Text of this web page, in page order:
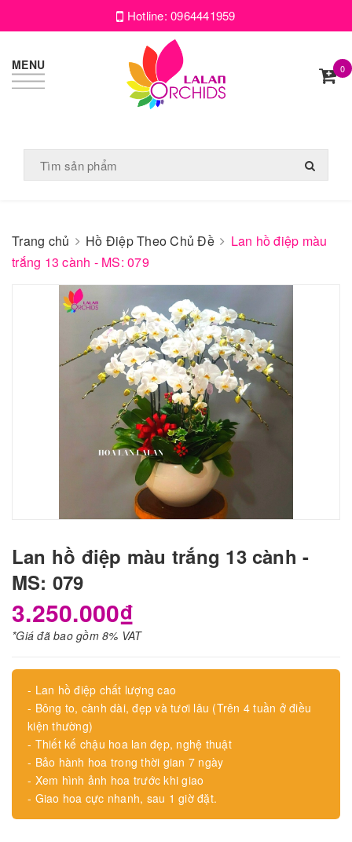
Hotline:0964441959
MENU 0
Trang chủ Hồ Điệp Theo Chủ Đề
Lan hồ điệp màu
trắng 13 cành - MS: 079
Lan hồ điệp màu trắng 13 cành -
MS: 079
3.250.000₫
*Giá đã bao gồm 8% VAT
- Lan hồ điệp chất lượng cao
- Bông to, cành dài, đẹp và tươi lâu (Trên 4 tuần ở điều
kiện thường)
- Thiết kế chậu hoa lan đẹp, nghệ thuật
- Bảo hành hoa trong thời gian 7 ngày
- Xem hình ảnh hoa trước khi giao
- Giao hoa cực nhanh, sau 1 giờ đặt.